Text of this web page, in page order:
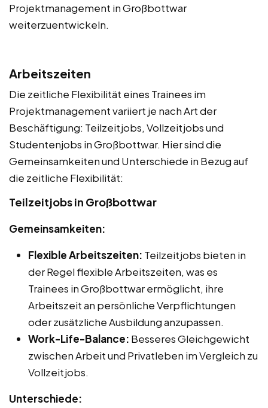
Projektmanagement in Großbottwar
weiterzuentwickeln.
Arbeitszeiten
Die zeitliche Flexibilität eines Trainees im
Projektmanagement variiert je nach Art der
Beschäftigung: Teilzeitjobs, Vollzeitjobs und
Studentenjobs in Großbottwar. Hier sind die
Gemeinsamkeiten und Unterschiede in Bezug auf
die zeitliche Flexibilität:
Teilzeitjobs in Großbottwar
Gemeinsamkeiten:
Flexible Arbeitszeiten: Teilzeitjobs bieten in
der Regel flexible Arbeitszeiten, was es
Trainees in Großbottwar ermöglicht, ihre
Arbeitszeit an persönliche Verpflichtungen
oder zusätzliche Ausbildung anzupassen.
Work-Life-Balance: Besseres Gleichgewicht
zwischen Arbeit und Privatleben im Vergleich zu
Vollzeitjobs.
Unterschiede: